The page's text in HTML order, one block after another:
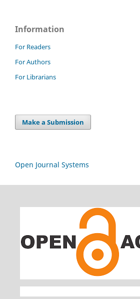
Information
For Readers
For Authors
For Librarians
Make a Submission
Open Journal Systems